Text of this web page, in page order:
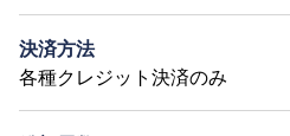
決済方法
各種クレジット決済のみ